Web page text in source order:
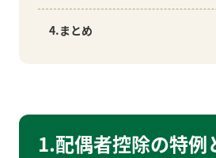
4.まとめ
1.配偶者控除の特例